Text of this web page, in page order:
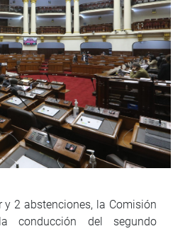
y 2 abstenciones, la Comisión
conducción del segundo